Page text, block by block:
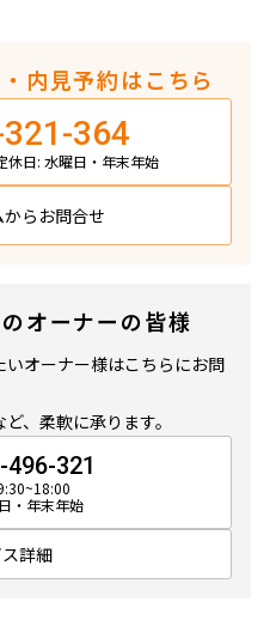
内見予約はこちら
364
休日: 水曜日・年末年始
らお問合せ
オーナーの皆様
オーナー様はこちらにお問
、柔軟に承ります。
496-321
・年末年始
詳細